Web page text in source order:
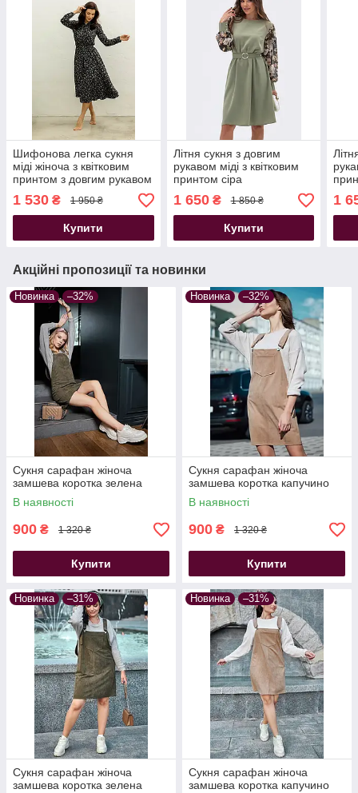
Шифонова легка сукня
міді жіноча з квітковим
принтом з довгим рукавом
1 530 ₴ 1 950 ₴
Купити
Літня сукня з довгим
рукавом міді з квітковим
принтом сіра
1 650₴ 1 850 ₴
Купити
1
Акційні пропозиції та новинки
Новинка –32%
Сукня сарафан жіноча
замшева коротка зелена
В наявності
900 ₴ 1 320 ₴
Купити
Новинка –32%
Сукня сарафан жіноча
замшева коротка капучино
В наявності
900 ₴ 1 320 ₴
Купити
Новинка –31%
Сукня сарафан жіноча
замшева коротка зелена
Новинка –31%
Сукня сарафан жіноча
замшева коротка капучино